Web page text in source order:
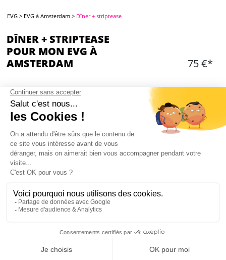
EVG > EVG à Amsterdam > Dîner + striptease
DÎNER + STRIPTEASE
POUR MON EVG À
AMSTERDAM
75 €*
CONTENU
Dîner dans un pub hollandais en plein centre
Un plat par personne + une pinte de bière
Un striptease de 15mn pour le marié
DÎNER + STRIPTEASE À AMSTERDAM :
Mon EVG à Amsterdam